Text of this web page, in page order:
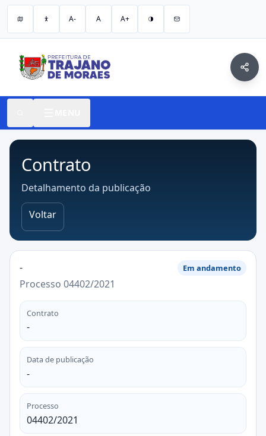
A- A A+
Contrato
Detalhamento da publicação
Voltar
-
Processo 04402/2021
Em andamento
Contrato
-
Data de publicação
-
Processo
04402/2021